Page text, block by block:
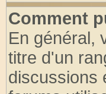
Comment
En général,
titre d'un
discussions